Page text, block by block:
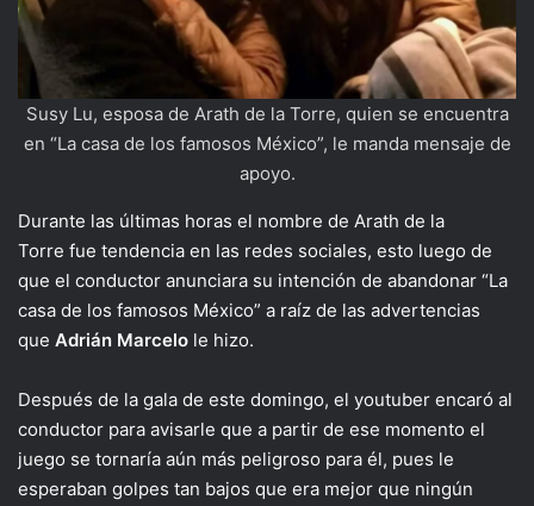
Susy Lu, esposa de Arath de la Torre, quien se encuentra
en “La casa de los famosos México”, le manda mensaje de
apoyo.
Durante las últimas horas el nombre de Arath de la
Torre fue tendencia en las redes sociales, esto luego de
que el conductor anunciara su intención de abandonar “La
casa de los famosos México” a raíz de las advertencias
que Adrián Marcelo le hizo.
Después de la gala de este domingo, el youtuber encaró al
conductor para avisarle que a partir de ese momento el
juego se tornaría aún más peligroso para él, pues le
esperaban golpes tan bajos que era mejor que ningún